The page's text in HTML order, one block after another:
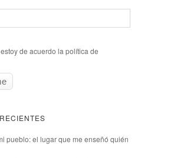
de acuerdo la política de
pueblo: el lugar que me enseñó quién